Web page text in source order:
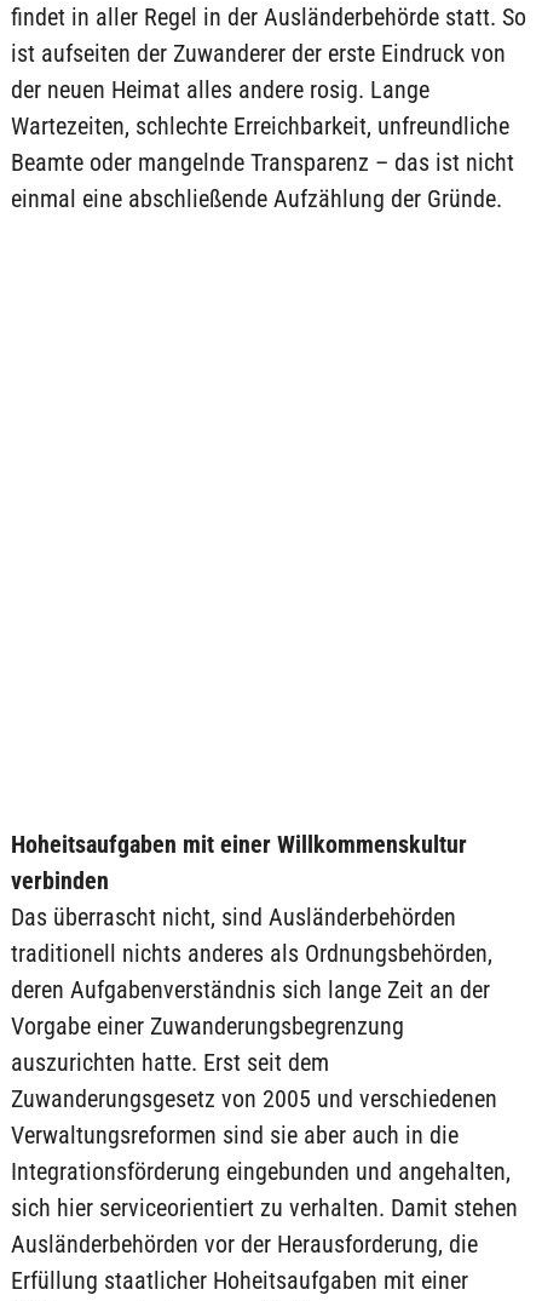
findet in aller Regel in der Ausländerbehörde statt. So
ist aufseiten der Zuwanderer der erste Eindruck von
der neuen Heimat alles andere rosig. Lange
Wartezeiten, schlechte Erreichbarkeit, unfreundliche
Beamte oder mangelnde Transparenz – das ist nicht
einmal eine abschließende Aufzählung der Gründe.
Hoheitsaufgaben mit einer Willkommenskultur
verbinden
Das überrascht nicht, sind Ausländerbehörden
traditionell nichts anderes als Ordnungsbehörden,
deren Aufgabenverständnis sich lange Zeit an der
Vorgabe einer Zuwanderungsbegrenzung
auszurichten hatte. Erst seit dem
Zuwanderungsgesetz von 2005 und verschiedenen
Verwaltungsreformen sind sie aber auch in die
Integrationsförderung eingebunden und angehalten,
sich hier serviceorientiert zu verhalten. Damit stehen
Ausländerbehörden vor der Herausforderung, die
Erfüllung staatlicher Hoheitsaufgaben mit einer